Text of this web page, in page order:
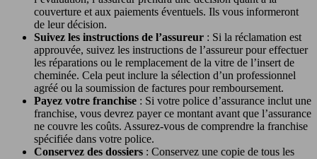
couverture et aux paiements éventuels. Ils vous informeront
de leur décision.
Suivez les instructions de l’assureur : Si la réclamation est
approuvée, suivez les instructions de l’assureur pour effectuer
les réparations ou le remplacement de la vitre de l’insert de
cheminée. Cela peut inclure la sélection d’un professionnel
agréé ou la soumission de factures pour remboursement.
Payez votre franchise : Si votre police d’assurance inclut une
franchise, vous devrez payer ce montant avant que l’assurance
ne couvre les coûts. Assurez-vous de comprendre la franchise
spécifiée dans votre police.
Conservez des dossiers : Conservez une copie de tous les